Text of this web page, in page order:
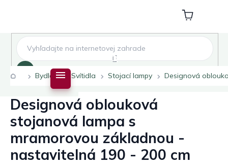
Nákupní
košík
DomůBydlení Svítidla Stojací lampy Designová
Designová oblouková
stojanová lampa s
mramorovou základnou -
nastavitelná 190 - 200 cm